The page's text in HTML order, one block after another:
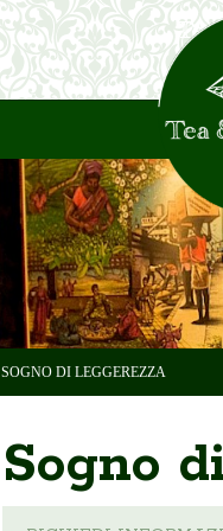
SOGNO DI LEGGEREZZA
Sogno